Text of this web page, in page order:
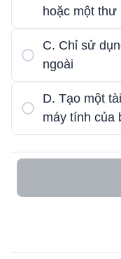
hoặc một thư
C. Chỉ sử
ngoài
D. Tạo một
máy tính của